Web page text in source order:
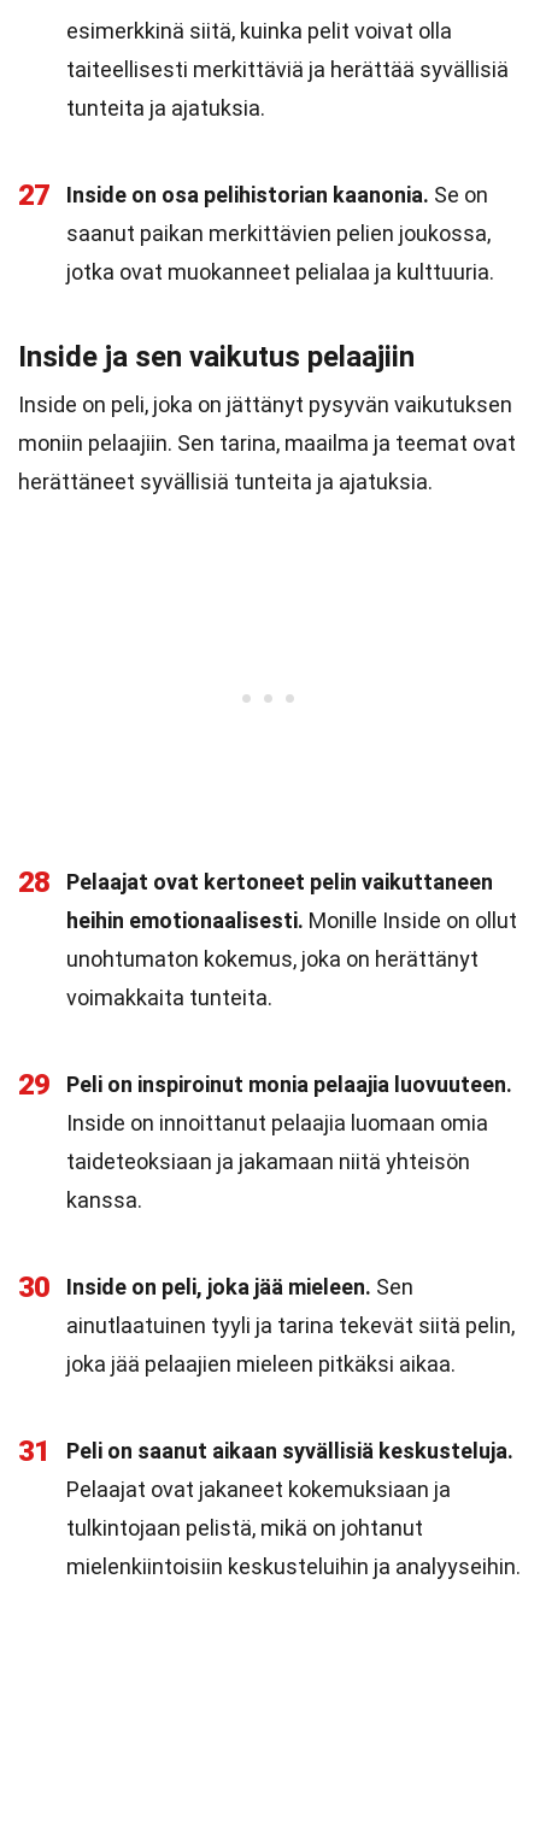
esimerkkinä siitä, kuinka pelit voivat olla
taiteellisesti merkittäviä ja herättää syvällisiä
tunteita ja ajatuksia.
27 Inside on osa pelihistorian kaanonia. Se on
saanut paikan merkittävien pelien joukossa,
jotka ovat muokanneet pelialaa ja kulttuuria.
Inside ja sen vaikutus pelaajiin
Inside on peli, joka on jättänyt pysyvän vaikutuksen
moniin pelaajiin. Sen tarina, maailma ja teemat ovat
herättäneet syvällisiä tunteita ja ajatuksia.
28
Pelaajat ovat kertoneet pelin vaikuttaneen
heihin emotionaalisesti. Monille Inside on ollut
unohtumaton kokemus, joka on herättänyt
voimakkaita tunteita.
29
Peli on inspiroinut monia pelaajia luovuuteen.
Inside on innoittanut pelaajia luomaan omia
taideteoksiaan ja jakamaan niitä yhteisön
kanssa.
30 Inside on peli, joka jää mieleen. Sen
ainutlaatuinen tyyli ja tarina tekevät siitä pelin,
joka jää pelaajien mieleen pitkäksi aikaa.
31
Peli on saanut aikaan syvällisiä keskusteluja.
Pelaajat ovat jakaneet kokemuksiaan ja
tulkintojaan pelistä, mikä on johtanut
mielenkiintoisiin keskusteluihin ja analyyseihin.